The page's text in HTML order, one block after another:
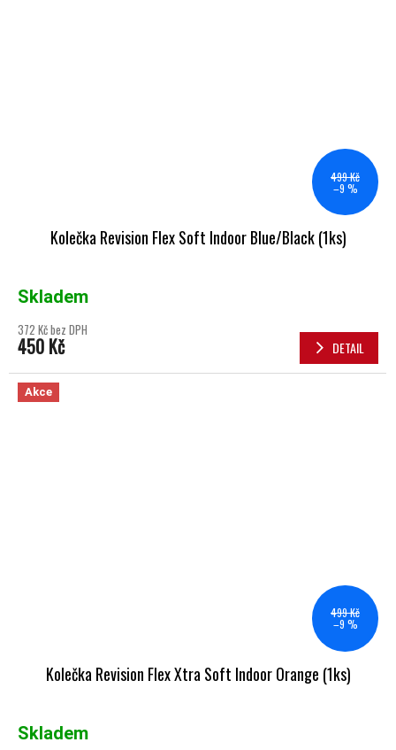
499 Kč
–9 %
Kolečka Revision Flex Soft Indoor Blue/Black (1ks)
Skladem
372 Kč bez DPH
450 Kč DETAIL
Akce
499 Kč
–9 %
Kolečka Revision Flex Xtra Soft Indoor Orange (1ks)
Skladem